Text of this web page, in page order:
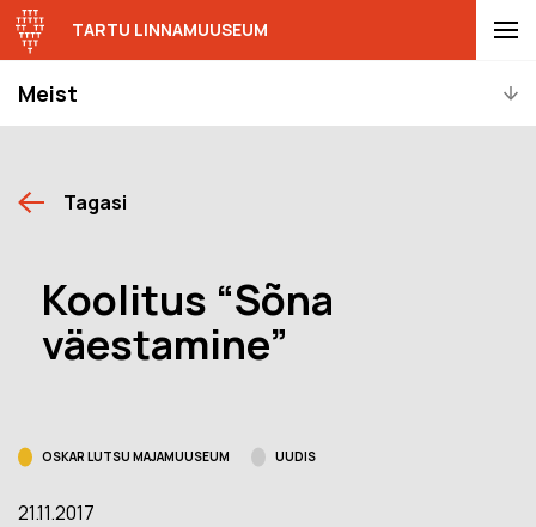
Meist
TARTU LINNAMUUSEUM
Tagasi
Koolitus “Sõna
väestamine”
OSKAR LUTSU MAJAMUUSEUM UUDIS
21.11.2017